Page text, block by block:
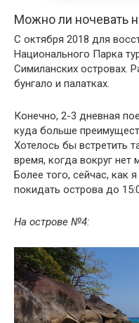
Можно ли ночевать
С октября 2018 для
Национального Парка
Симиланских островах.
бунгало и палатках.
Конечно, 2-3 дневная
куда больше
Хотелось бы встретить
время, когда вокруг нет
Более того, сейчас, как
покидать острова до
На острове №4: